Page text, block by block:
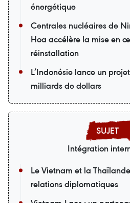
énergétique
Centrales nucléaires de
Hoa accélère la mise en
réinstallation
L’Indonésie lance un
milliards de dollars
Intégration
Le Vietnam et la
relations diplomatiques